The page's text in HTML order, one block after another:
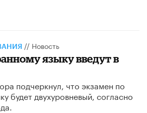
// Новость
языку введут в
подчеркнул, что экзамен по
будет двухуровневый, согласно